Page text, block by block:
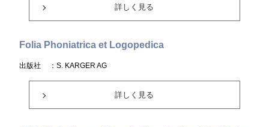
詳しく見る
Folia Phoniatrica et Logopedica
出版社 ：S. KARGER AG
詳しく見る